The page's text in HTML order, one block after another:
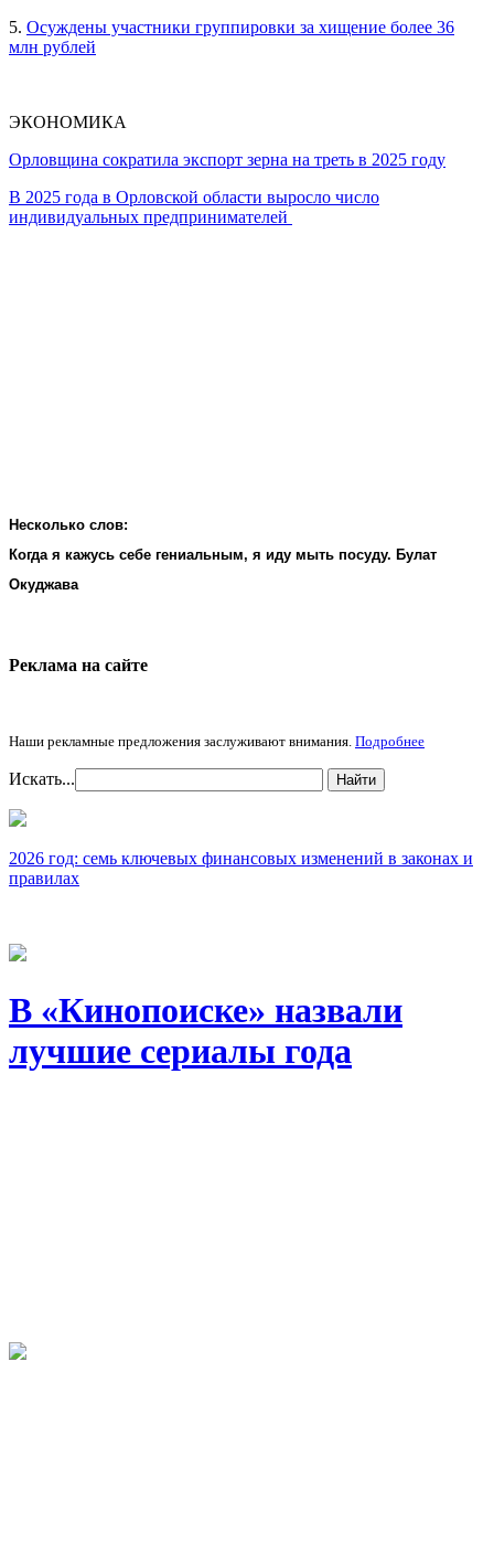
5. Осуждены участники группировки за хищение более 36
млн рублей
ЭКОНОМИКА
Орловщина сократила экспорт зерна на треть в 2025 году
В 2025 года в Орловской области выросло число
индивидуальных предпринимателей
Несколько слов:
Когда я кажусь себе гениальным, я иду мыть посуду. Булат
Окуджава
Реклама на cайте
Наши рекламные предложения заслуживают внимания. Подробнее
Искать... Найти
2026 год: семь ключевых финансовых изменений в законах и
правилах
В «Кинопоиске» назвали
лучшие сериалы года